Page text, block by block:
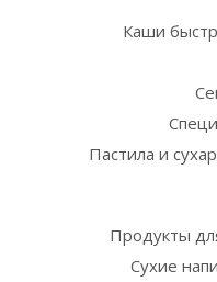
Каши
Пастила и
Продукты
Сухие